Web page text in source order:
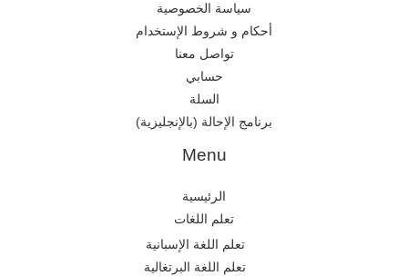
سياسة الخصوصية
أحكام و شروط الإستخدام
تواصل معنا
حسابي
السلة
برنامج الإحالة (بالإنجليزية)
Menu
الرئيسية
تعلم اللغات
تعلم اللغة الإسبانية
تعلم اللغة البرتغالية